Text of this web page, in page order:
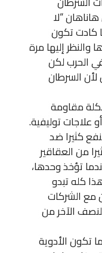
“لا
كادت تكون
والنظر إليها مرة
الحرب لكن
السرطان
مقاومة
علاجات توليفية.
كثيرا ضد
من العقاقير
تؤخذ وحدها،
كله تبدو
مع الشركات
الآخر من
تكون الأدوية